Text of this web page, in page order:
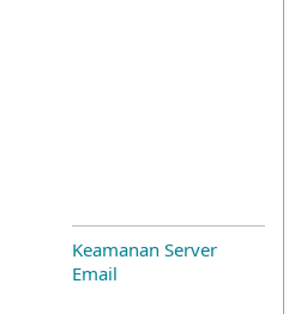
Keamanan Server
Email